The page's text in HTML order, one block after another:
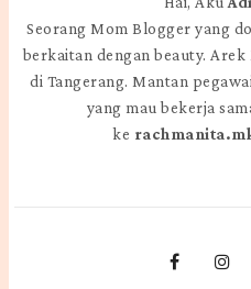
Seorang Mom Blogger yang
berkaitan dengan beauty.
di Tangerang. Mantan
yang mau bekerja
ke